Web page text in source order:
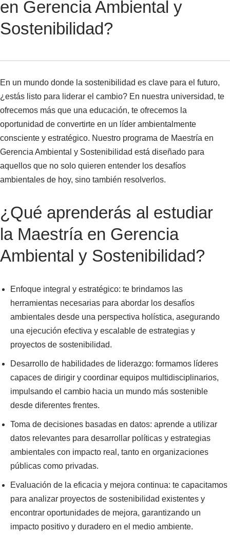
en Gerencia Ambiental y
Sostenibilidad?
En un mundo donde la sostenibilidad es clave para el futuro,
¿estás listo para liderar el cambio? En nuestra universidad, te
ofrecemos más que una educación, te ofrecemos la
oportunidad de convertirte en un líder ambientalmente
consciente y estratégico. Nuestro programa de Maestría en
Gerencia Ambiental y Sostenibilidad está diseñado para
aquellos que no solo quieren entender los desafíos
ambientales de hoy, sino también resolverlos.
¿Qué aprenderás al estudiar
la Maestría en Gerencia
Ambiental y Sostenibilidad?
Enfoque integral y estratégico: te brindamos las
herramientas necesarias para abordar los desafíos
ambientales desde una perspectiva holística, asegurando
una ejecución efectiva y escalable de estrategias y
proyectos de sostenibilidad.
Desarrollo de habilidades de liderazgo: formamos líderes
capaces de dirigir y coordinar equipos multidisciplinarios,
impulsando el cambio hacia un mundo más sostenible
desde diferentes frentes.
Toma de decisiones basadas en datos: aprende a utilizar
datos relevantes para desarrollar políticas y estrategias
ambientales con impacto real, tanto en organizaciones
públicas como privadas.
Evaluación de la eficacia y mejora continua: te capacitamos
para analizar proyectos de sostenibilidad existentes y
encontrar oportunidades de mejora, garantizando un
impacto positivo y duradero en el medio ambiente.